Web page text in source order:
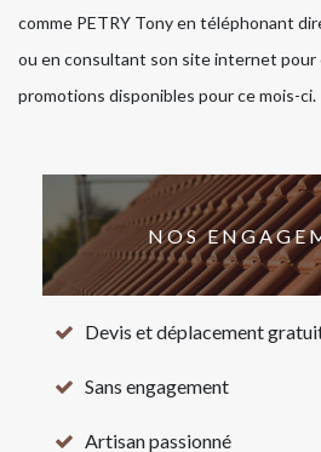
comme PETRY Tony en téléphonant
ou en consultant son site internet
promotions disponibles pour ce mois-ci.
NOS
Devis et déplacement
Sans engagement
Artisan passionné